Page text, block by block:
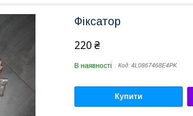
Фіксатор
220 ₴
В наявності Код: 4L0867468E4PK
Купити